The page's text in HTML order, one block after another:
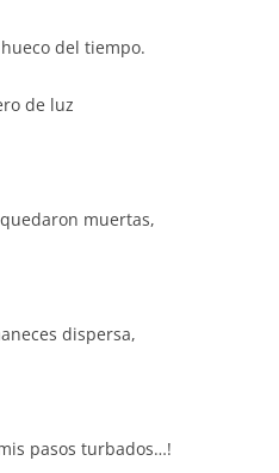
del tiempo.
de luz
muertas,
dispersa,
pasos turbados…!